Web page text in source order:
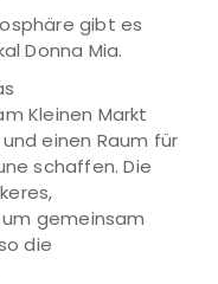
gibt es
Donna Mia.
Kleinen Markt
einen Raum für
schaffen. Die
gemeinsam
die